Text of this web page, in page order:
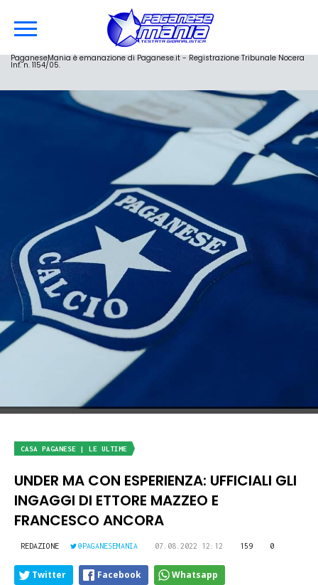
PaganeseMania è emanazione di Paganese.it - Registrazione Tribunale Nocera
Inf. n. 1154/05.
CASA PAGANESE | LE ULTIME
UNDER MA CON ESPERIENZA: UFFICIALI GLI
INGAGGI DI ETTORE MAZZEO E
FRANCESCO ANCORA
REDAZIONE @PAGANESEMANIA 07.08.2022 12:12 159 0
Twitter Facebook Whatsapp